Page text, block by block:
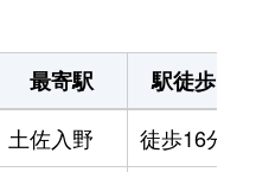
最寄駅 駅徒歩
土佐入野 徒歩16分